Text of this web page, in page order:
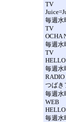
TV
毎週水
TV
OCHA
毎週水
TV
毎週水
RADIO
つばき
毎週水
WEB
毎週水